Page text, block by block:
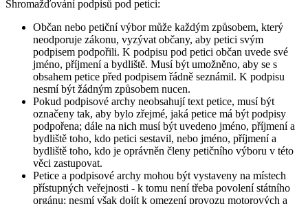
Shromažďování podpisů pod petici:
Občan nebo petiční výbor může každým způsobem, který
neodporuje zákonu, vyzývat občany, aby petici svým
podpisem podpořili. K podpisu pod petici občan uvede své
jméno, příjmení a bydliště. Musí být umožněno, aby se s
obsahem petice před podpisem řádně seznámil. K podpisu
nesmí být žádným způsobem nucen.
Pokud podpisové archy neobsahují text petice, musí být
označeny tak, aby bylo zřejmé, jaká petice má být podpisy
podpořena; dále na nich musí být uvedeno jméno, příjmení a
bydliště toho, kdo petici sestavil, nebo jméno, příjmení a
bydliště toho, kdo je oprávněn členy petičního výboru v této
věci zastupovat.
Petice a podpisové archy mohou být vystaveny na místech
přístupných veřejnosti - k tomu není třeba povolení státního
orgánu; nesmí však dojít k omezení provozu motorových a